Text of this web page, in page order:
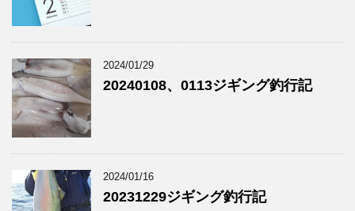
2024/01/29
20240108、0113ジギング釣行記
2024/01/16
20231229ジギング釣行記